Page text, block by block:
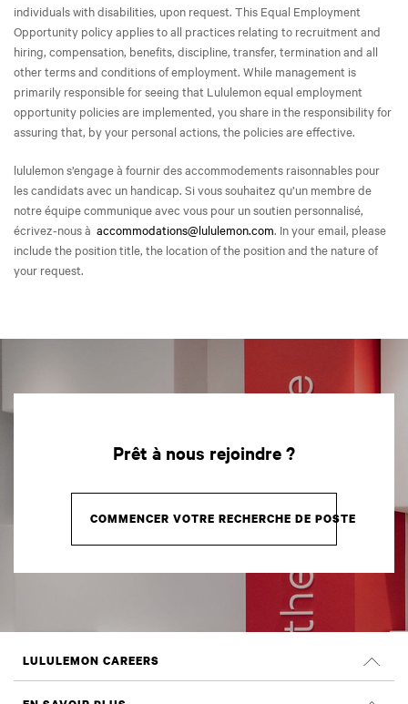
individuals with disabilities, upon request. This Equal Employment
Opportunity policy applies to all practices relating to recruitment and
hiring, compensation, benefits, discipline, transfer, termination and all
other terms and conditions of employment. While management is
primarily responsible for seeing that Lululemon equal employment
opportunity policies are implemented, you share in the responsibility for
assuring that, by your personal actions, the policies are effective.
lululemon s’engage à fournir des accommodements raisonnables pour
les candidats avec un handicap. Si vous souhaitez qu’un membre de
notre équipe communique avec vous pour un soutien personnalisé,
écrivez-nous à accommodations@lululemon.com. In your email, please
include the position title, the location of the position and the nature of
your request.
Prêt à nous rejoindre ?
COMMENCER VOTRE RECHERCHE DE POSTE
LULULEMON CAREERS